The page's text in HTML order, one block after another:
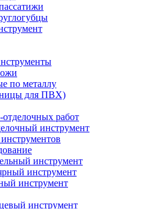
по металлу
для ПВХ)
работ
инструмент
инструмент
инструмент
инструмент
инструмент